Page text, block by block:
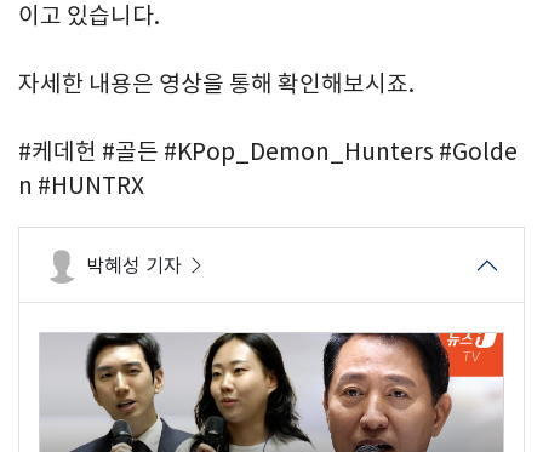
이고 있습니다.
자세한 내용은 영상을 통해 확인해보시죠.
#케데헌 #골든 #KPop_Demon_Hunters #Golde
n #HUNTRX
박혜성 기자